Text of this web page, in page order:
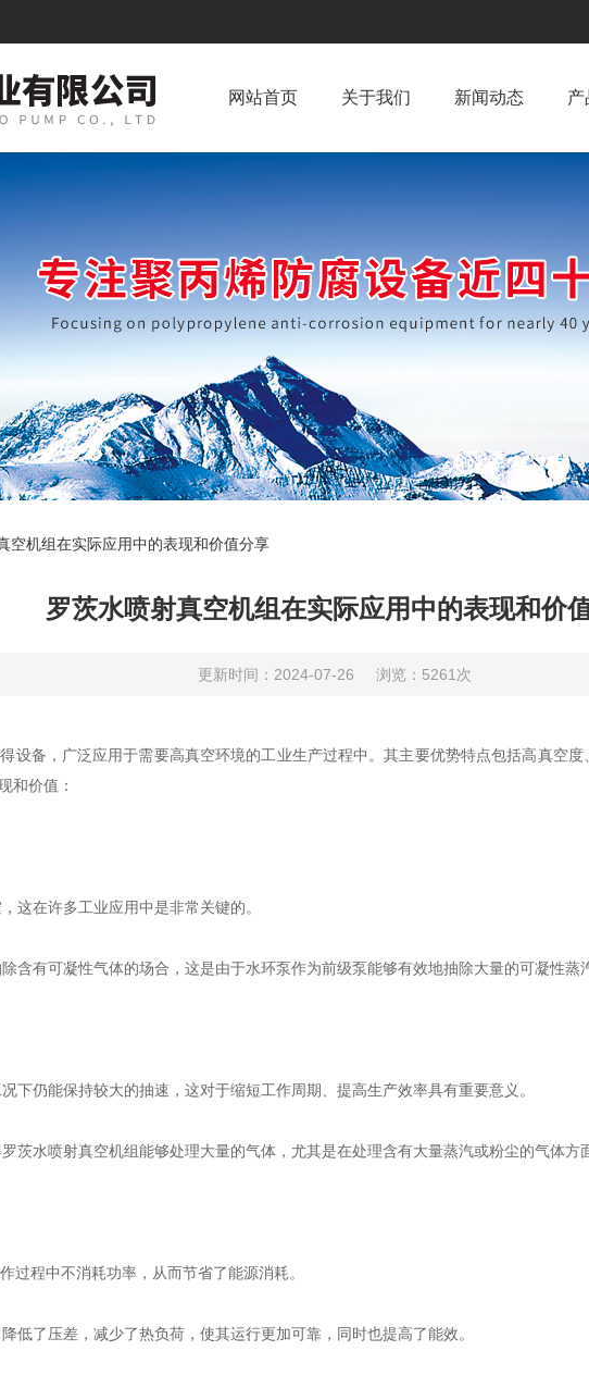
网站首页 关于我们 新闻动态 产
空机组在实际应用中的表现和价值分享
罗茨水喷射真空机组在实际应用中的表现和价
更新时间：2024-07-26 浏览：5261次
备，广泛应用于需要高真空环境的工业生产过程中。其主要优势特点包括高真空度
和价值：
在许多工业应用中是非常关键的。
有可凝性气体的场合，这是由于水环泵作为前级泵能够有效地抽除大量的可凝性蒸
仍能保持较大的抽速，这对于缩短工作周期、提高生产效率具有重要意义。
水喷射真空机组能够处理大量的气体，尤其是在处理含有大量蒸汽或粉尘的气体方
程中不消耗功率，从而节省了能源消耗。
了压差，减少了热负荷，使其运行更加可靠，同时也提高了能效。